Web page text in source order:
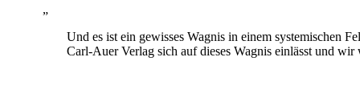
Und es ist ein gewisses Wagnis in einem systemischen
Carl-Auer Verlag sich auf dieses Wagnis einlässt und